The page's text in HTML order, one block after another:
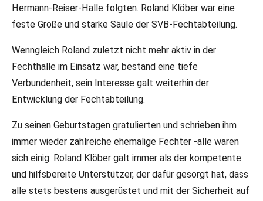
Hermann-Reiser-Halle folgten. Roland Klöber war eine
feste Größe und starke Säule der SVB-Fechtabteilung.
Wenngleich Roland zuletzt nicht mehr aktiv in der
Fechthalle im Einsatz war, bestand eine tiefe
Verbundenheit, sein Interesse galt weiterhin der
Entwicklung der Fechtabteilung.
Zu seinen Geburtstagen gratulierten und schrieben ihm
immer wieder zahlreiche ehemalige Fechter -alle waren
sich einig: Roland Klöber galt immer als der kompetente
und hilfsbereite Unterstützer, der dafür gesorgt hat, dass
alle stets bestens ausgerüstet und mit der Sicherheit auf